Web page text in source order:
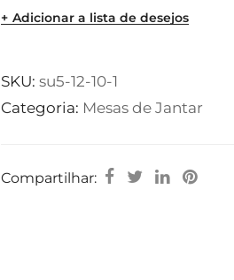
Adicionar a lista de desejos
SKU:su5-12-10-1
Categoria: Mesas de Jantar
Compartilhar: